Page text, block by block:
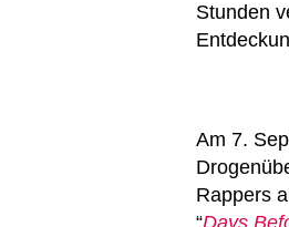
Stunden
Am 7.
Rappers